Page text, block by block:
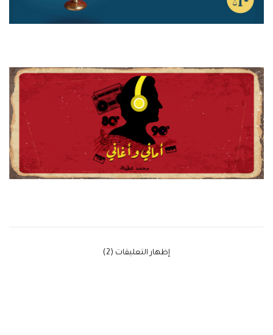
‫إظهار التعليقات (2)